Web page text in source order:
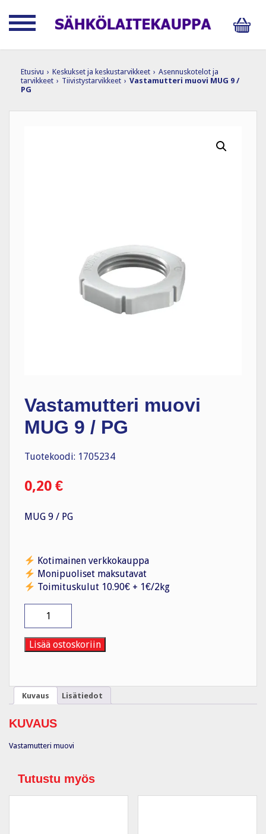
Etusivu › Keskukset ja keskustarvikkeet › Asennuskotelot ja
tarvikkeet › Tiivistystarvikkeet › Vastamutteri muovi MUG 9 /
PG
Vastamutteri muovi
MUG 9 / PG
Tuotekoodi: 1705234
0,20 €
MUG 9 / PG
Kotimainen verkkokauppa
Monipuoliset maksutavat
Toimituskulut 10.90€ + 1€/2kg
muovi
MUG
/
Lisää ostoskoriin
Kuvaus Lisätiedot
KUVAUS
Vastamutteri muovi
Tutustu myös